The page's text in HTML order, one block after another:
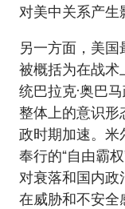
对美中关系产生
另一方面，美
被概括为在战术
统巴拉克·奥巴
整体上的意识形
政时期加速。米
奉行的“自由霸
对衰落和国内政
在威胁和不安全